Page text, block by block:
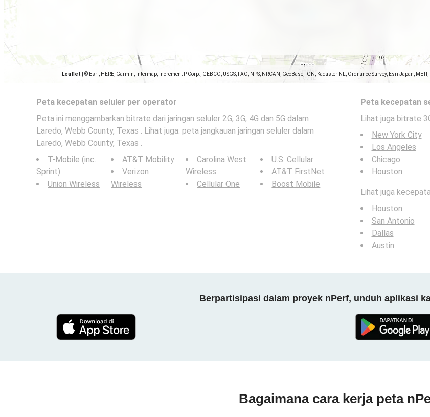
Leaflet © Esri, HERE, Garmin, Intermap, increment P Corp., GEBCO, USGS, FAO, NPS, NRCAN, GeoBase, IGN, Kadaster NL, Ordnance Survey, Esri Japan,
Peta kecepatan seluler per operator
Peta ini menggambarkan bitrate dari jaringan seluler 2G, 3G, 4G dan 5G dalam
Laredo, Webb County, Texas . Lihat juga: peta jangkauan jaringan seluler dalam
Laredo, Webb County, Texas .
T-Mobile (inc.
Sprint)
Union Wireless
AT&T Mobility
Verizon
Wireless
Carolina West
Wireless
Cellular One
U.S. Cellular
AT&T FirstNet
Boost Mobile
Peta kecepatan
Lihat juga bitrate
New York City
Los Angeles
Chicago
Houston
Lihat juga
Houston
San Antonio
Dallas
Austin
Berpartisipasi dalam proyek nPerf, unduh aplikasi
Bagaimana cara kerja peta